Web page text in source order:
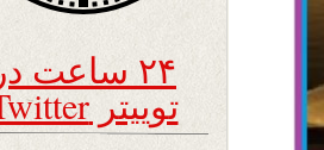
۲۴ ساعت در
توییتر Twitter